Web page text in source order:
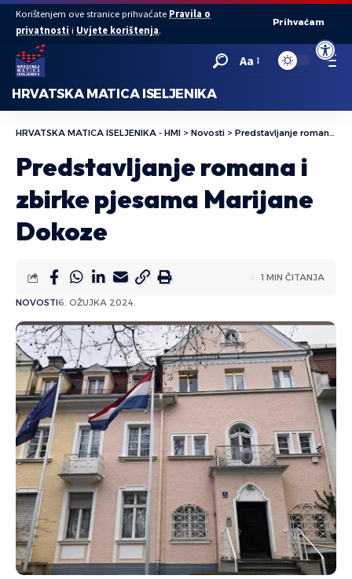
Open
Korištenjem ove stranice prihvaćate Pravila o
privatnosti i Uvjete korištenja.
Prihvaćam
Aa
HRVATSKA MATICA ISELJENIKA
HRVATSKA MATICA ISELJENIKA - HMI > Novosti > Predstavljanje romana i zbirke pjesama Marijane Dokoze
Predstavljanje romana i
zbirke pjesama Marijane
Dokoze
NOVOSTI6. OŽUJKA 2024.
1 MIN ČITANJA